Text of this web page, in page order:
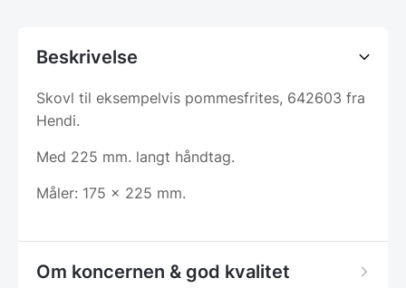
Beskrivelse
Skovl til eksempelvis pommesfrites, 642603 fra
Hendi.
Med 225 mm. langt håndtag.
Måler: 175 x 225 mm.
Om koncernen & god kvalitet